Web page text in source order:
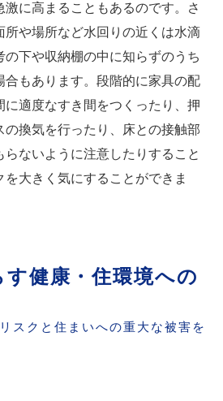
激に高まることもあるのです。さ
所や場所など水回りの近くは水滴
の下や収納棚の中に知らずのうち
合もあります。段階的に家具の配
に適度なすき間をつくったり、押
の換気を行ったり、床との接触部
ないように注意したりすること
大きく気にすることができま
健康・住環境への
スクと住まいへの重大な被害を